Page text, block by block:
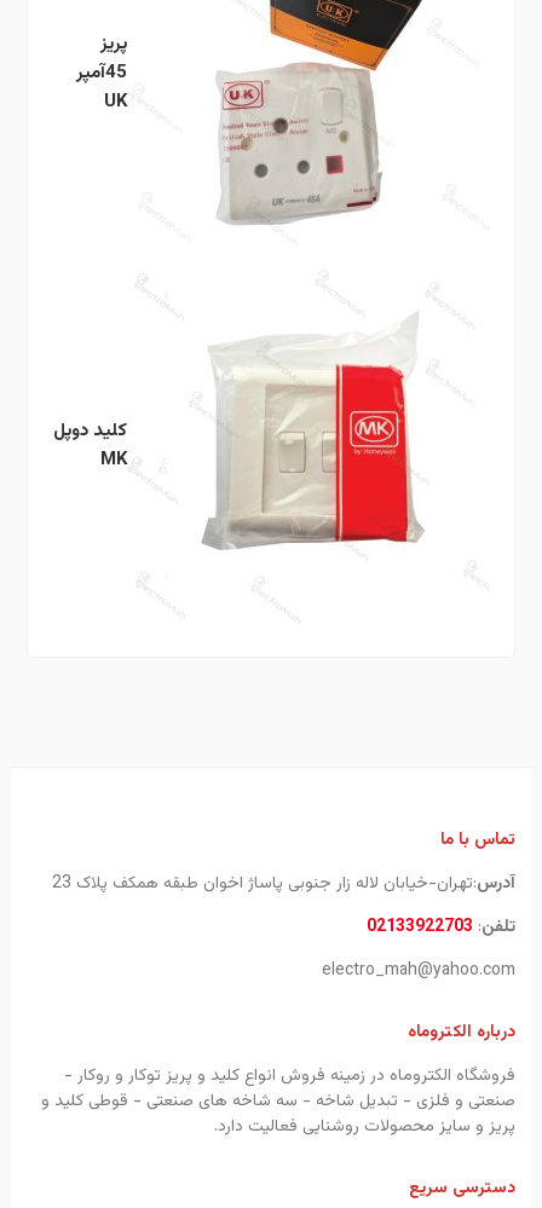
پریز
45آمپر
UK
کلید دوپل
MK
تماس با ما
آدرس:تهران-خیابان لاله زار جنوبی پاساژ اخوان طبقه همکف پلاک 23
تلفن:
02133922703
electro_mah@yahoo.com
درباره الکتروماه
فروشگاه الکتروماه در زمینه فروش انواع کلید و پریز توکار و روکار -
صنعتی و فلزی - تبدیل شاخه - سه شاخه های صنعتی - قوطی کلید و
پریز و سایز محصولات روشنایی فعالیت دارد.
دسترسی سریع